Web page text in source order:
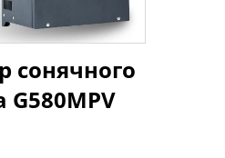
сонячного
G580MPV